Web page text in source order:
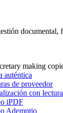
auténtica
de proveedor
con
iPDF
Ademptio